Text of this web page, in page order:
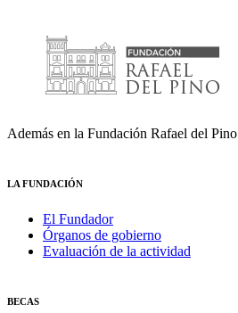
Además en la Fundación Rafael del Pino
LA FUNDACIÓN
El Fundador
Órganos de gobierno
Evaluación de la actividad
BECAS